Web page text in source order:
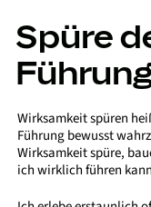
Spüre
Wirksamkeit spüren
Führung bewusst
Wirksamkeit spüre,
ich wirklich führen